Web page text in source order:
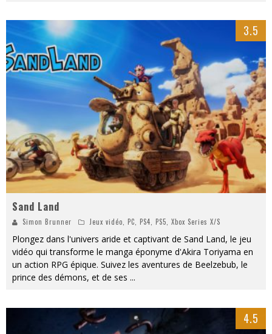
3.5
Sand Land
Simon Brunner Jeux vidéo PC PS4 PS5 Xbox Series X/S
Plongez dans l'univers aride et captivant de Sand Land, le jeu
vidéo qui transforme le manga éponyme d'Akira Toriyama en
un action RPG épique. Suivez les aventures de Beelzebub, le
prince des démons, et de ses ...
4.5